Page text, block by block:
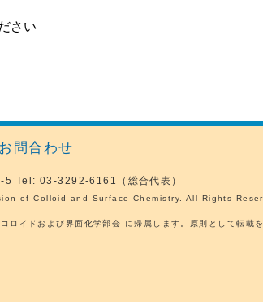
さい
お問合わせ
5 Tel: 03-3292-6161（総合代表）
of Colloid and Surface Chemistry. All Rights
イドおよび界面化学部会 に帰属します。原則として転載を